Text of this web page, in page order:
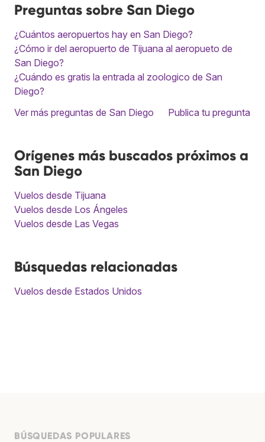
Preguntas sobre San Diego
¿Cuántos aeropuertos hay en San Diego?
¿Cómo ir del aeropuerto de Tijuana al aeropueto de
San Diego?
¿Cuándo es gratis la entrada al zoologico de San
Diego?
Ver más preguntas de San Diego
Publica tu pregunta
Orígenes más buscados próximos a
San Diego
Vuelos desde Tijuana
Vuelos desde Los Ángeles
Vuelos desde Las Vegas
Búsquedas relacionadas
Vuelos desde Estados Unidos
BÚSQUEDAS POPULARES